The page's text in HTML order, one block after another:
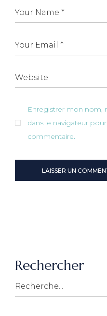
Enregistrer mon nom,
dans le navigateur
commentaire.
LAISSER UN
Rechercher